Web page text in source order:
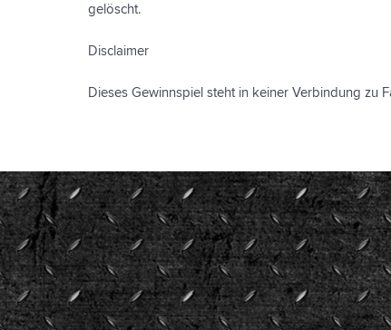
gelöscht.
Disclaimer
Dieses Gewinnspiel steht in keiner Verbindung zu